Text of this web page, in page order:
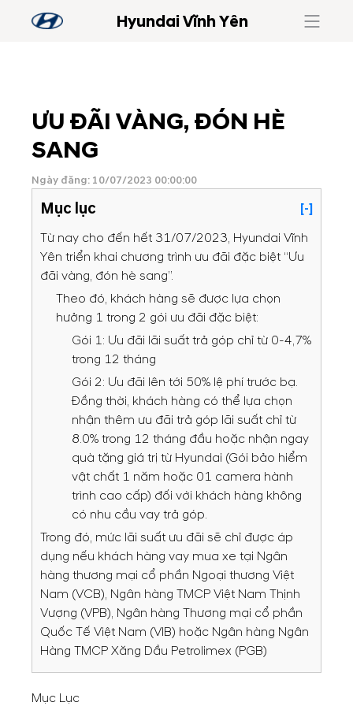
Hyundai Vĩnh Yên
ƯU ĐÃI VÀNG, ĐÓN HÈ
SANG
Ngày đăng: 10/07/2023 00:00:00
Mục lục
[-]
Từ nay cho đến hết 31/07/2023, Hyundai Vĩnh
Yên triển khai chương trình ưu đãi đặc biệt “Ưu
đãi vàng, đón hè sang”.
Theo đó, khách hàng sẽ được lựa chọn
hưởng 1 trong 2 gói ưu đãi đặc biệt:
Gói 1: Ưu đãi lãi suất trả góp chỉ từ 0-4,7%
trong 12 tháng
Gói 2: Ưu đãi lên tới 50% lệ phí trước bạ.
Đồng thời, khách hàng có thể lựa chọn
nhận thêm ưu đãi trả góp lãi suất chỉ từ
8.0% trong 12 tháng đầu hoặc nhận ngay
quà tặng giá trị từ Hyundai (Gói bảo hiểm
vật chất 1 năm hoặc 01 camera hành
trình cao cấp) đối với khách hàng không
có nhu cầu vay trả góp.
Trong đó, mức lãi suất ưu đãi sẽ chỉ được áp
dụng nếu khách hàng vay mua xe tại Ngân
hàng thương mại cổ phần Ngoại thương Việt
Nam (VCB), Ngân hàng TMCP Việt Nam Thịnh
Vượng (VPB), Ngân hàng Thương mại cổ phần
Quốc Tế Việt Nam (VIB) hoặc Ngân hàng Ngân
Hàng TMCP Xăng Dầu Petrolimex (PGB)
Mục Lục